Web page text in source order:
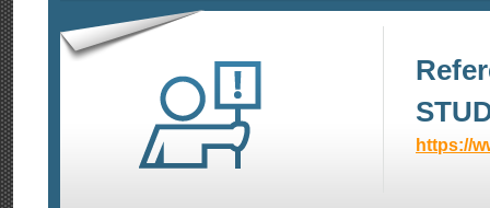
https://